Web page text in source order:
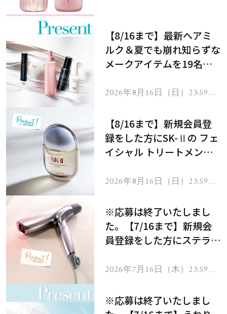
【8/16まで】最新ヘアミ
ルク＆夏でも崩れ知らずな
メークアイテムを19名様
2026年8月16日（日）23:59ま
【8/16まで】新規会員登
録をした方にSK-Ⅱの フェ
イシャル トリートメント
2026年8月16日（日）23:59ま
※応募は終了いたしまし
た。【7/16まで】新規会
員登録をした方にステラボ
ヘアドライヤー ジュエル
2026年7月16日（木）23:59ま
※応募は終了いたしまし